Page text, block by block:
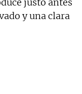
justo antes
y una clara